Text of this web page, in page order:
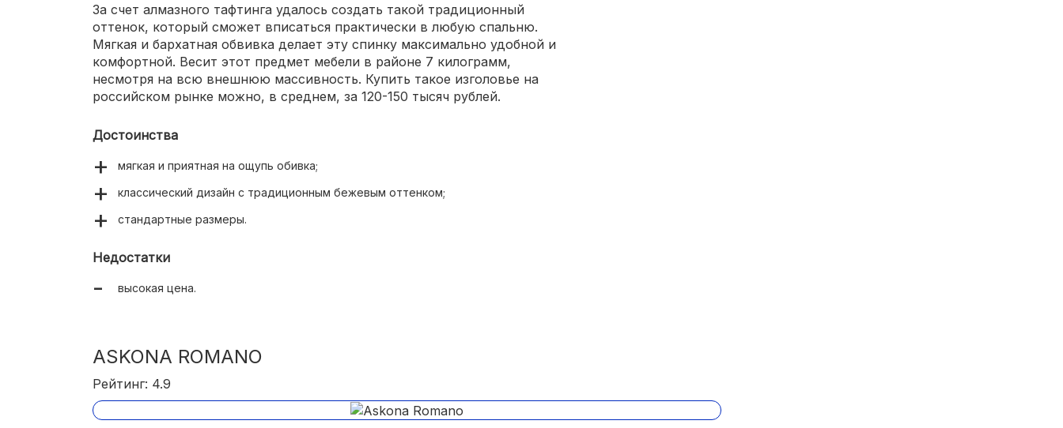
За счет алмазного тафтинга удалось создать такой традиционный
оттенок, который сможет вписаться практически в любую спальню.
Мягкая и бархатная обвивка делает эту спинку максимально удобной и
комфортной. Весит этот предмет мебели в районе 7 килограмм,
несмотря на всю внешнюю массивность. Купить такое изголовье на
российском рынке можно, в среднем, за 120-150 тысяч рублей.
Достоинства
мягкая и приятная на ощупь обивка;
классический дизайн с традиционным бежевым оттенком;
стандартные размеры.
Недостатки
высокая цена.
ASKONA ROMANO
Рейтинг: 4.9